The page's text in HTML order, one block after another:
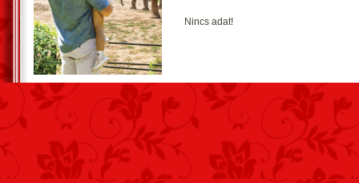
Nincs adat!